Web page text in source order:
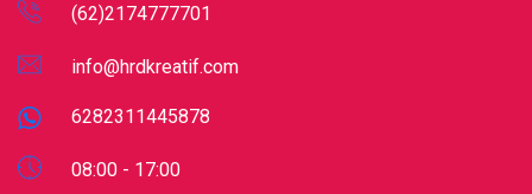
(62)2174777701
info@hrdkreatif.com
6282311445878
08:00 - 17:00